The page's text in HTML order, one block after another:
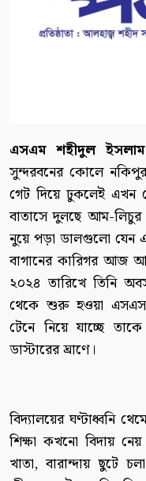
এসএম শহীদুল ইসলাম
সুন্দরবনের কোলে নকিপুর
গেট দিয়ে ঢুকলেই এখন
বাতাসে দুলছে আম-
নুয়ে পড়া ডালগুলো যেন
বাগানের কারিগর আজ
২০২৪ তারিখে তিনি
থেকে শুরু হওয়া
টেনে নিয়ে যাচ্ছে
ডাস্টারের ঘ্রাণে।
বিদ্যালয়ের ঘণ্টাধ্বনি
শিক্ষা কখনো বিদায় নেয়
খাতা, বারান্দায় ছুটে